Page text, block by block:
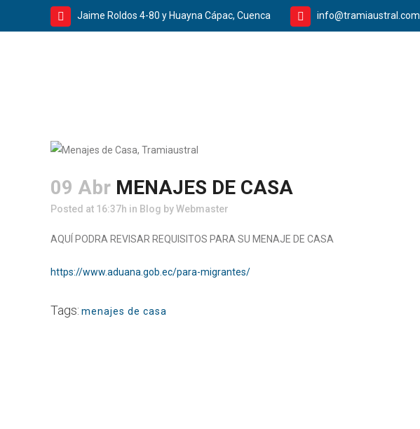
Jaime Roldos 4-80 y Huayna Cápac, Cuenca info@tramiaustral.com
09 Abr MENAJES DE CASA
Posted at 16:37h in Blog byWebmaster
AQUÍ PODRA REVISAR REQUISITOS PARA SU MENAJE DE CASA
https://www.aduana.gob.ec/para-migrantes/
Tags: menajes de casa